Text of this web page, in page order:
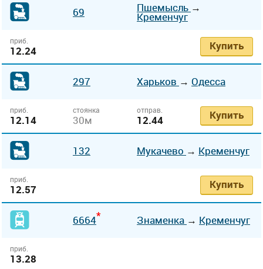
69 Пшемысль →
Кременчуг
приб.
12.24 Купить
297 Харьков → Одесса
приб.
12.14
стоянка
30м
отправ.
12.44 Купить
132 Мукачево → Кременчуг
приб.
12.57 Купить
6664* Знаменка → Кременчуг
приб.
13.28